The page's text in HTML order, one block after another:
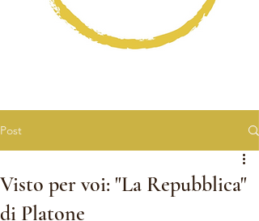
Post
Visto per voi: "La Repubblica"
di Platone